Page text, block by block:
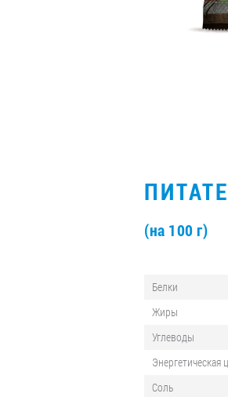
(на 100 г)
Белки
Жиры
Углеводы
Энергетическая
Соль